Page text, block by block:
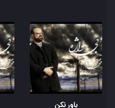
باور نکن